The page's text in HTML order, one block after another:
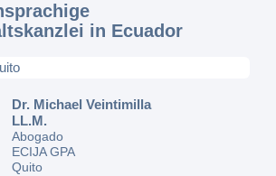
in Ecuador
Dr. Michael Veintimilla
LL.M.
Abogado
ECIJA GPA
Quito